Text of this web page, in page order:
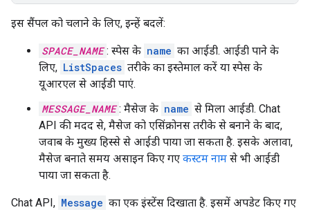
इस सैंपल को चलाने के लिए, इन्हें बदलें:
SPACE_NAME : स्पेस के name का आईडी. आईडी पाने के
लिए, ListSpaces तरीके का इस्तेमाल करें या स्पेस के
यूआरएल से आईडी पाएं.
MESSAGE_NAME : मैसेज के name से मिला आईडी. Chat
API की मदद से, मैसेज को एसिंक्रोनस तरीके से बनाने के बाद,
जवाब के मुख्य हिस्से से आईडी पाया जा सकता है. इसके अलावा,
मैसेज बनाते समय असाइन किए गए कस्टम नाम से भी आईडी
पाया जा सकता है.
Chat API, Message का एक इंस्टेंस दिखाता है. इसमें अपडेट किए गए